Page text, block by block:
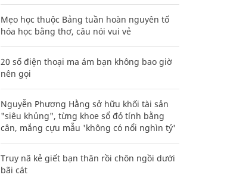
Mẹo học thuộc Bảng tuần hoàn nguyên tố
hóa học bằng thơ, câu nói vui vẻ
20 số điện thoại ma ám bạn không bao giờ
nên gọi
Nguyễn Phương Hằng sở hữu khối tài sản
"siêu khủng", từng khoe sổ đỏ tính bằng
cân, mắng cựu mẫu 'không có nổi nghìn tỷ'
Truy nã kẻ giết bạn thân rồi chôn ngồi dưới
bãi cát